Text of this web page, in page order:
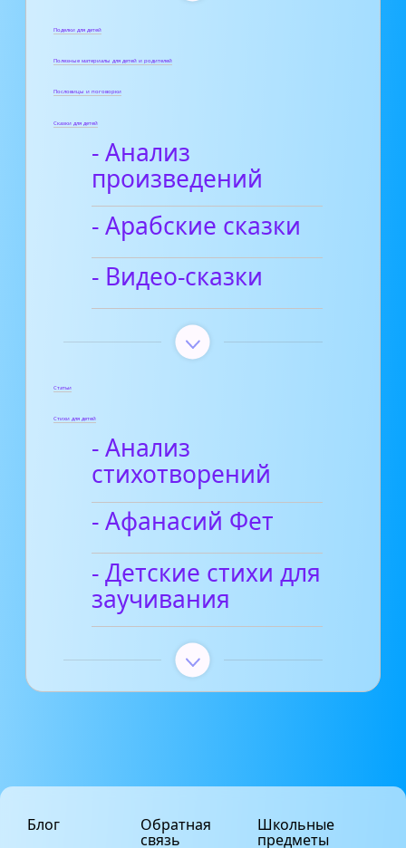
Поделки для детей
Полезные материалы для детей и родителей
Пословицы и поговорки
Сказки для детей
- Анализ
произведений
- Арабские сказки
- Видео-сказки
Статьи
Стихи для детей
- Анализ
стихотворений
- Афанасий Фет
- Детские стихи для
заучивания
Блог Обратная
связь
Школьные
предметы